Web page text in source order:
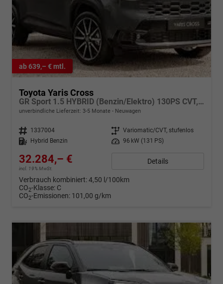
ab 639,– € mtl.
Toyota Yaris Cross
GR Sport 1.5 HYBRID (Benzin/Elektro) 130PS CVT, 3J Garantie, 18" Alu, Elektr. Heckklappe, ADAPTIVE-LED, HEAD-UP-Display, JBL-SOUND, Toter-Winkel, Winter-Paket, Smart Entry, Privacy-Glas, Parksensoren v/h, R-Kamera, ACC, 2Z-Klimaautomatik, Radio 10,5"+ Cloud-NAVI
unverbindliche Lieferzeit: 3-5 Monate Neuwagen
Fahrzeugnr. 1337004 Getriebe Variomatic/CVT, stufenlos
Kraftstoff
Hybrid Benzin Leistung 96 kW (131 PS)
32.284,– €
incl. 19% MwSt.
Details
Verbrauch kombiniert:4,50 l/100km
CO2-Klasse: C
CO2-Emissionen: 101,00 g/km